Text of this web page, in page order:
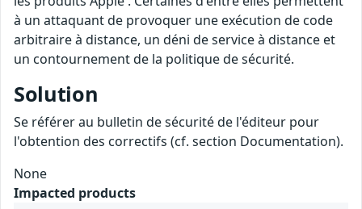
à un attaquant de provoquer une exécution de code
arbitraire à distance, un déni de service à distance et
un contournement de la politique de sécurité.
Solution
Se référer au bulletin de sécurité de l'éditeur pour
l'obtention des correctifs (cf. section Documentation).
None
Impacted products